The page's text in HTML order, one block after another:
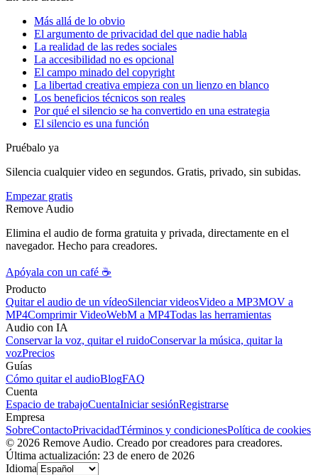
Más allá de lo obvio
El argumento de privacidad del que nadie habla
La realidad de las redes sociales
La accesibilidad no es opcional
El campo minado del copyright
La libertad creativa empieza con un lienzo en blanco
Los beneficios técnicos son reales
Por qué el silencio se ha convertido en una estrategia
El silencio es una función
Pruébalo ya
Silencia cualquier video en segundos. Gratis, privado, sin subidas.
Empezar gratis
Remove Audio
Elimina el audio de forma gratuita y privada, directamente en el
navegador. Hecho para creadores.
Apóyala con un café ☕
Producto
Quitar el audio de un vídeoSilenciar videosVideo a MP3MOV a
MP4Comprimir VideoWebM a MP4Todas las herramientas
Audio con IA
Conservar la voz, quitar el ruidoConservar la música, quitar la
vozPrecios
Guías
Cómo quitar el audioBlogFAQ
Cuenta
Espacio de trabajoCuentaIniciar sesiónRegistrarse
Empresa
SobreContactoPrivacidadTérminos y condicionesPolítica de cookies
© 2026 Remove Audio. Creado por creadores para creadores.
Última actualización: 23 de enero de 2026
Idioma